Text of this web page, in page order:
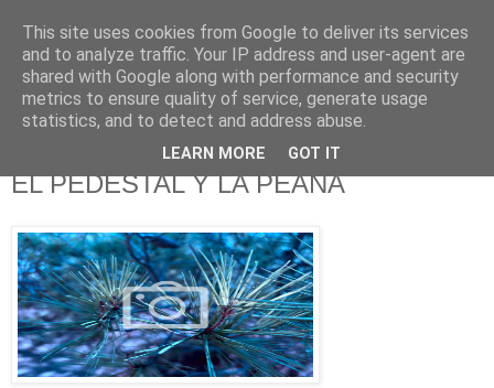
625 RANAS
LA TELEVISIÓN DESDE EL PUNTO DE VISTA BATRACIO
EL PEDESTAL Y LA PEANA
This site uses cookies from Google to deliver its services
and to analyze traffic. Your IP address and user-agent are
shared with Google along with performance and security
metrics to ensure quality of service, generate usage
statistics, and to detect and address abuse.
LEARN MORE GOT IT